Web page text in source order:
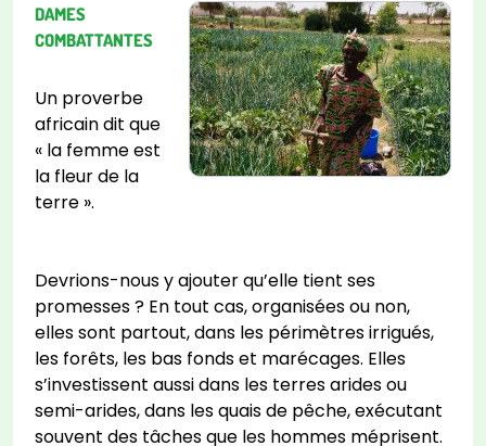
DAMES
COMBATTANTES
Un proverbe
africain dit que
« la femme est
la fleur de la
terre ».
Devrions-nous y ajouter qu’elle tient ses
promesses ? En tout cas, organisées ou non,
elles sont partout, dans les périmètres irrigués,
les forêts, les bas fonds et marécages. Elles
s’investissent aussi dans les terres arides ou
semi-arides, dans les quais de pêche, exécutant
souvent des tâches que les hommes méprisent.